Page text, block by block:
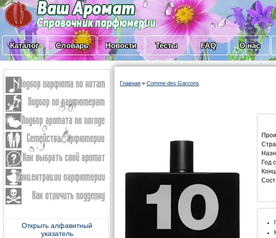
Каталог Словарь Новости Тесты FAQ О нас
Открыть алфавитный
указатель
Главная » Comme des Garcons
Год